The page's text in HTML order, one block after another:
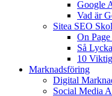
Google
Vad är
Sitea SEO
On
Så
10
Marknadsföring
Digital
Social Media